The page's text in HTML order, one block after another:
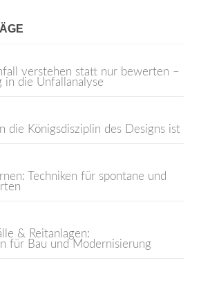
verstehen statt nur bewerten –
in die Unfallanalyse
die Königsdisziplin des Designs ist
Techniken für spontane und
& Reitanlagen:
für Bau und Modernisierung